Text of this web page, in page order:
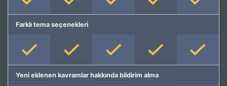
Farklı tema seçenekleri
Yeni eklenen kavramlar hakkında bildirim alma